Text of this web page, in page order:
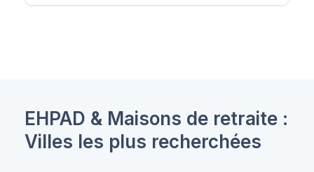
EHPAD & Maisons de retraite :
Villes les plus recherchées